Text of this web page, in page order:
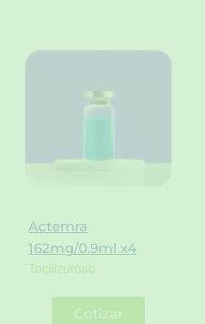
Actemra
162mg/0.9ml x4
Tocilizumab
Cotizar